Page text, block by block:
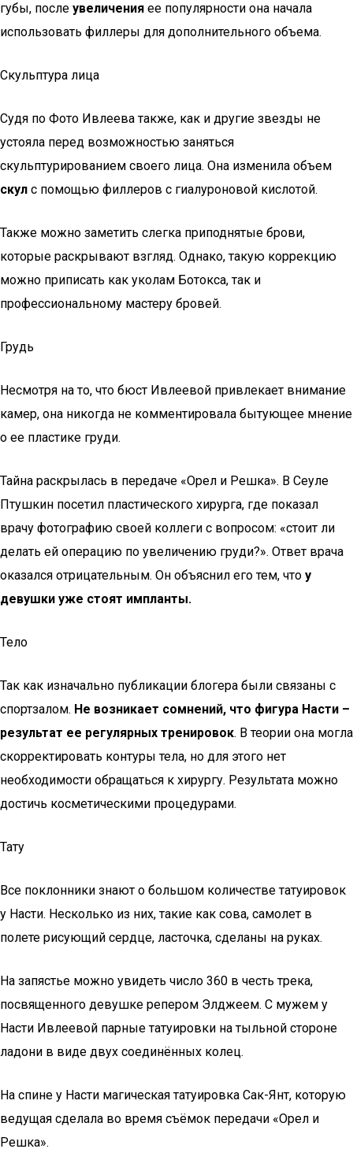
губы, после увеличения ее популярности она начала
использовать филлеры для дополнительного объема.
Скульптура лица
Судя по Фото Ивлеева также, как и другие звезды не
устояла перед возможностью заняться
скульптурированием своего лица. Она изменила объем
скул с помощью филлеров с гиалуроновой кислотой.
Также можно заметить слегка приподнятые брови,
которые раскрывают взгляд. Однако, такую коррекцию
можно приписать как уколам Ботокса, так и
профессиональному мастеру бровей.
Грудь
Несмотря на то, что бюст Ивлеевой привлекает внимание
камер, она никогда не комментировала бытующее мнение
о ее пластике груди.
Тайна раскрылась в передаче «Орел и Решка». В Сеуле
Птушкин посетил пластического хирурга, где показал
врачу фотографию своей коллеги с вопросом: «стоит ли
делать ей операцию по увеличению груди?». Ответ врача
оказался отрицательным. Он объяснил его тем, что у
девушки уже стоят импланты.
Тело
Так как изначально публикации блогера были связаны с
спортзалом. Не возникает сомнений, что фигура Насти –
результат ее регулярных тренировок. В теории она могла
скорректировать контуры тела, но для этого нет
необходимости обращаться к хирургу. Результата можно
достичь косметическими процедурами.
Тату
Все поклонники знают о большом количестве татуировок
у Насти. Несколько из них, такие как сова, самолет в
полете рисующий сердце, ласточка, сделаны на руках.
На запястье можно увидеть число 360 в честь трека,
посвященного девушке репером Элджеем. С мужем у
Насти Ивлеевой парные татуировки на тыльной стороне
ладони в виде двух соединённых колец.
На спине у Насти магическая татуировка Сак-Янт, которую
ведущая сделала во время съёмок передачи «Орел и
Решка».